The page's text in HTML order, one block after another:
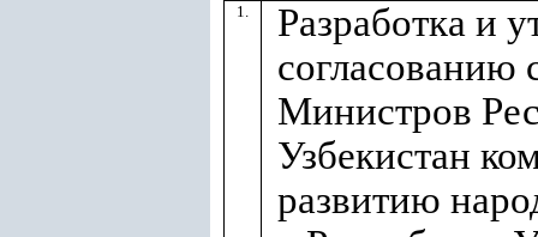
1.
Разработка и
согласованию
Министров
Узбекистан
развитию